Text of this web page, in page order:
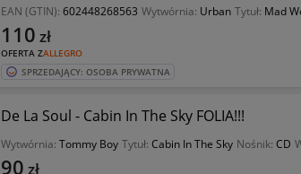
EAN (GTIN): 602448268563 Wytwórnia: Urban Tytuł: Mad
OFERTA ZALLEGRO
110 zł
SPRZEDAJĄCY: OSOBA PRYWATNA
De La Soul - Cabin In The Sky FOLIA!!!
Wytwórnia: Tommy Boy Tytuł: Cabin In The Sky Nośnik: CD
90 zł